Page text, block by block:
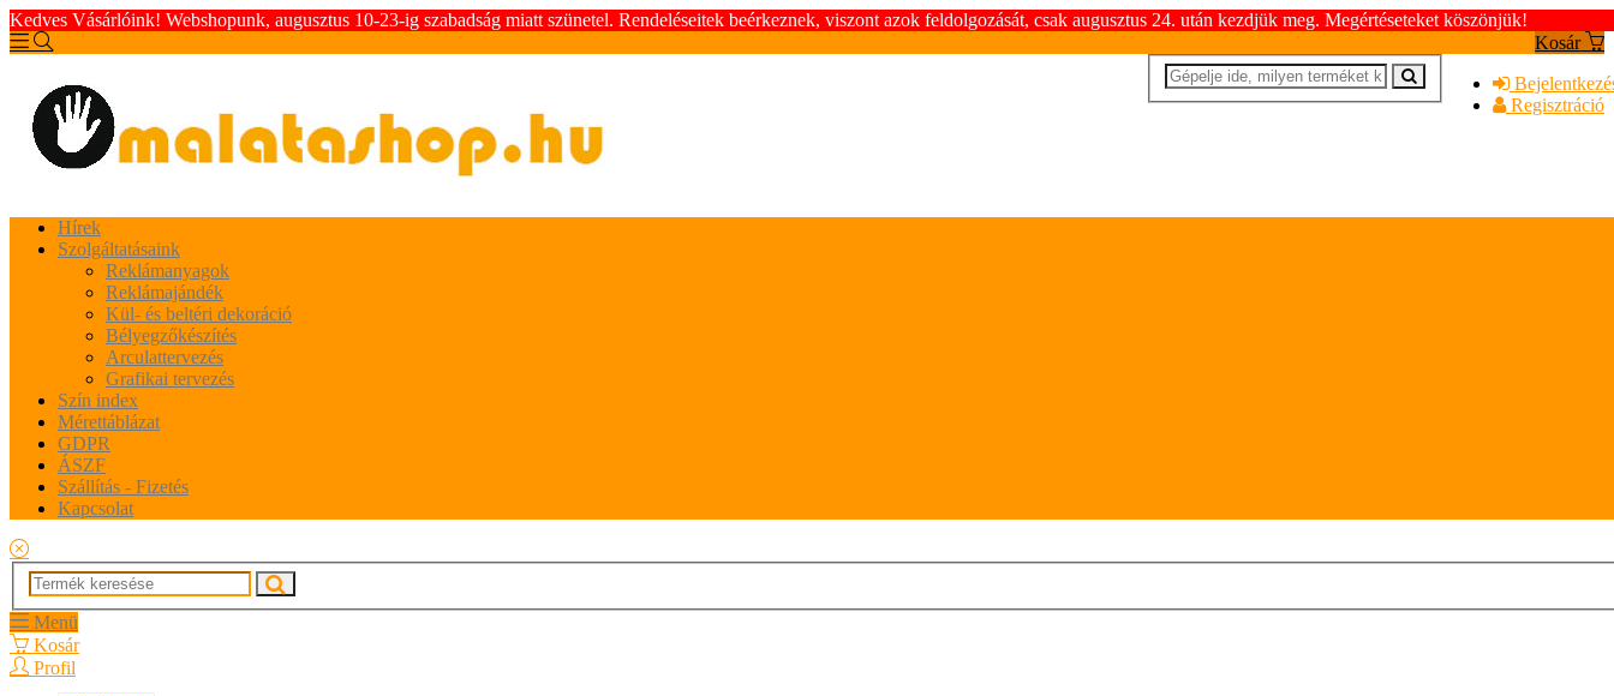
Kedves Vásárlóink! Webshopunk, augusztus 10-23-ig szabadság miatt szünetel. Rendeléseitek beérkeznek, viszont azok feldolgozását, csak augusztus 24. után kezdjük meg. Megértéseteket köszönjük!
Kosár
Regisztráció
Hírek
Szolgáltatásaink
Reklámanyagok
Reklámajándék
Kül- és beltéri dekoráció
Bélyegzőkészítés
Arculattervezés
Grafikai tervezés
Szín index
Mérettáblázat
GDPR
ÁSZF
Szállítás - Fizetés
Kapcsolat
Menü
Kosár
Profil